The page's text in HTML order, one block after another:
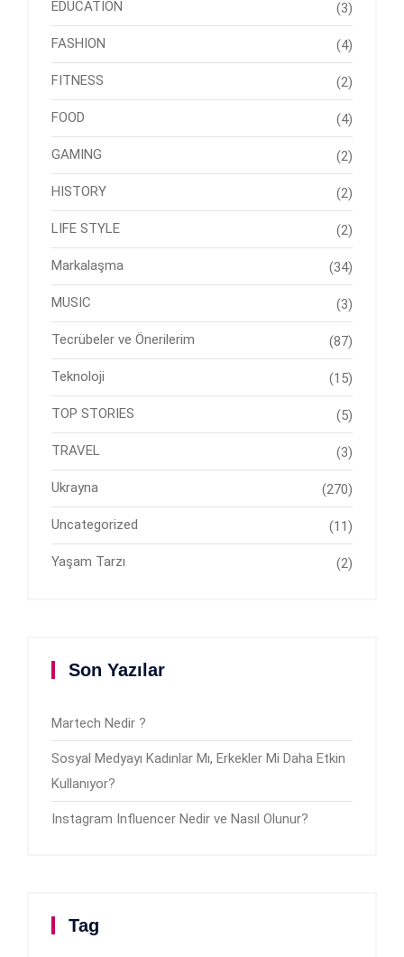
EDUCATION (3)
FASHION (4)
FITNESS (2)
FOOD (4)
GAMING (2)
HISTORY (2)
LIFE STYLE (2)
Markalaşma (34)
MUSIC (3)
Tecrübeler ve Önerilerim (87)
Teknoloji (15)
TOP STORIES (5)
TRAVEL (3)
Ukrayna (270)
Uncategorized (11)
Yaşam Tarzı (2)
Son Yazılar
Martech Nedir ?
Sosyal Medyayı Kadınlar Mı, Erkekler Mi Daha Etkin
Kullanıyor?
Instagram Influencer Nedir ve Nasıl Olunur?
Tag